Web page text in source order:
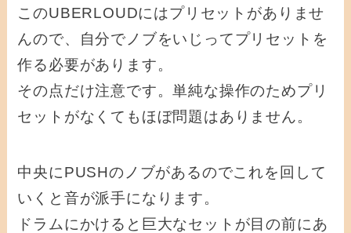
このUBERLOUDにはプリセットがありませ
んので、自分でノブをいじってプリセットを
作る必要があります。
その点だけ注意です。単純な操作のためプリ
セットがなくてもほぼ問題はありません。
中央にPUSHのノブがあるのでこれを回して
いくと音が派手になります。
ドラムにかけると巨大なセットが目の前にあ